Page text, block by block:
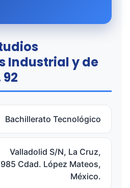
Industrial y de
Bachillerato Tecnológico
Valladolid S/N, La Cruz,
Cdad. López Mateos,
México.